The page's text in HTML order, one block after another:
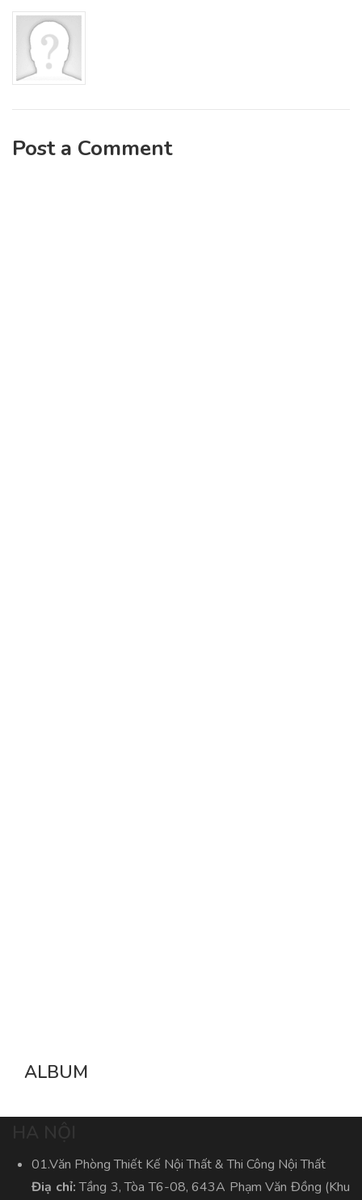
Post a Comment
ALBUM
01.Văn Phòng Thiết Kế Nội Thất & Thi Công Nội Thất
Điạ chỉ:Tầng 3, Tòa T6-08, 643A Phạm Văn Đồng (Khu